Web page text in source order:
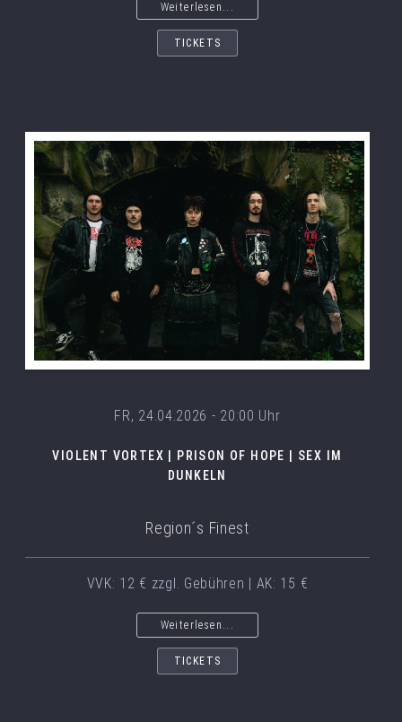
Weiterlesen...
TICKETS
FR, 24.04.2026 - 20:00 Uhr
VIOLENT VORTEX | PRISON OF HOPE | SEX IM
DUNKELN
Region´s Finest
VVK: 12 € zzgl. Gebühren | AK: 15 €
Weiterlesen...
TICKETS